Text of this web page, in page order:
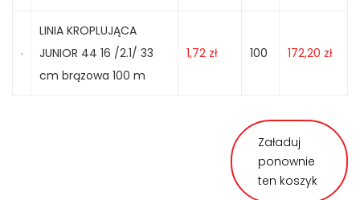
LINIA KROPLUJĄCA
JUNIOR 44 16 /2.1/ 33
cm brązowa 100 m
1,72 zł 100 172,20 zł
Załaduj
ponownie
ten koszyk